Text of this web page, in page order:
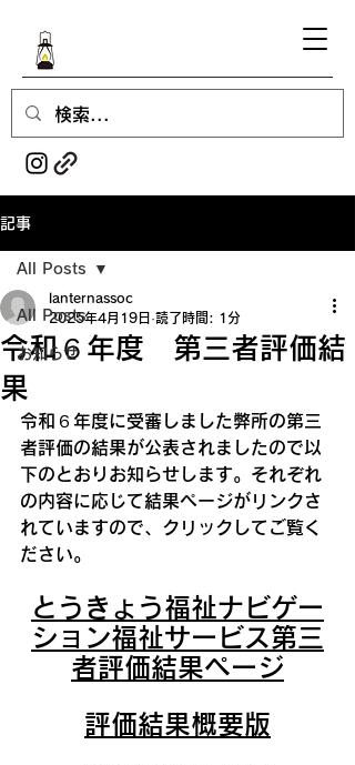
記事
All Posts
お知らせ
All Posts
令和６年度 第三者評価結
果
lanternassoc
2025年4月19日 読了時間: 1分
令和６年度に受審しました弊所の第三
者評価の結果が公表されましたので以
下のとおりお知らせします。それぞれ
の内容に応じて結果ページがリンクさ
れていますので、クリックしてご覧く
ださい。
とうきょう福祉ナビゲー
ション福祉サービス第三
者評価結果ページ
評価結果概要版